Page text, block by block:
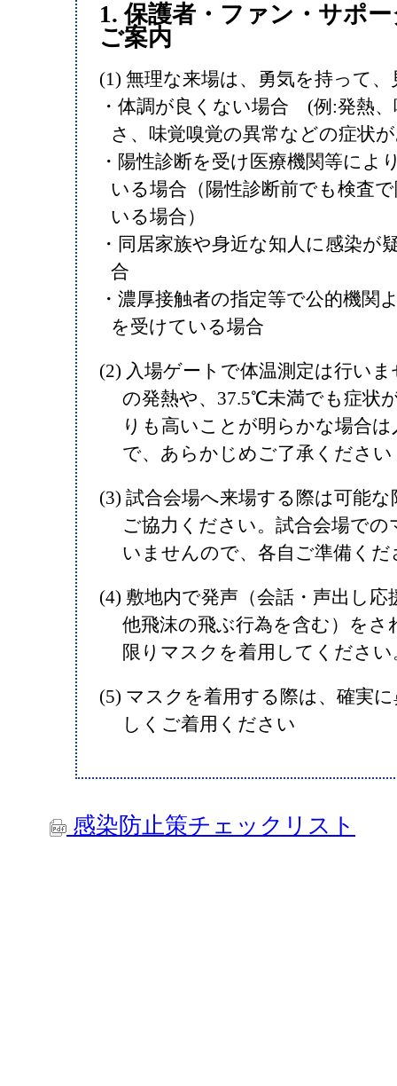
1. 保護者・ファン・サポ
ご案内
(1) 無理な来場は、勇気を持って
・体調が良くない場合 (例:発熱
さ、味覚嗅覚の異常などの症状
・陽性診断を受け医療機関等によ
いる場合（陽性診断前でも検査
いる場合）
・同居家族や身近な知人に感染が
合
・濃厚接触者の指定等で公的機関
を受けている場合
(2) ⼊場ゲートで体温測定は⾏い
の発熱や、37.5℃未満でも症状
りも⾼いことが明らかな場合
で、あらかじめご了承ください
(3) 試合会場へ来場する際は可能
ご協⼒ください。試合会場で
いませんので、各⾃ご準備くだ
(4) 敷地内で発声（会話・声出し応
他⾶沫の⾶ぶ⾏為を含む）をさ
限りマスクを着⽤してください
(5) マスクを着⽤する際は、確実
しくご着⽤ください
感染防止策チェックリスト